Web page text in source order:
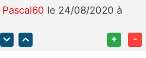
Pascal60 le 24/08/2020 à
+ -